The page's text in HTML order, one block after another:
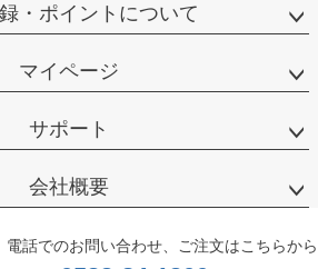
・ポイントについて
マイページ
サポート
会社概要
電話でのお問い合わせ、ご注文はこちらから